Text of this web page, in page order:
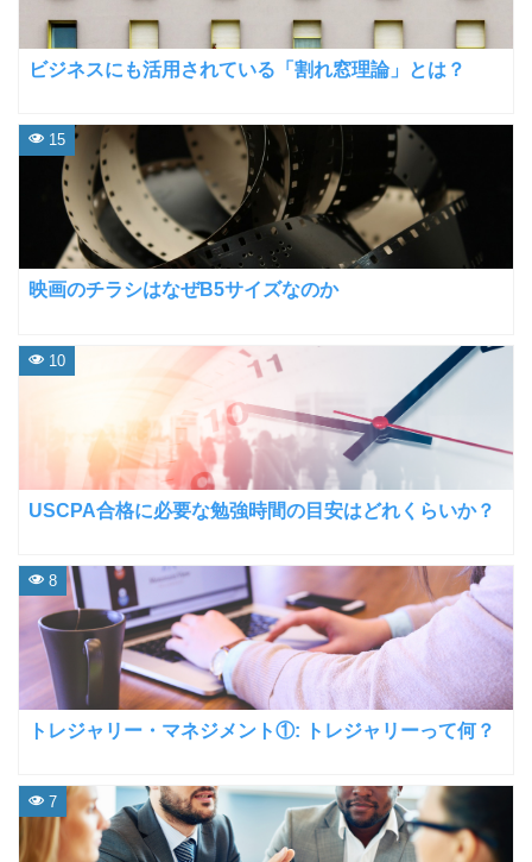
ビジネスにも活用されている「割れ窓理論」とは？
映画のチラシはなぜB5サイズなのか
15
USCPA合格に必要な勉強時間の目安はどれくらいか？
10
トレジャリー・マネジメント①: トレジャリーって何？
8
7